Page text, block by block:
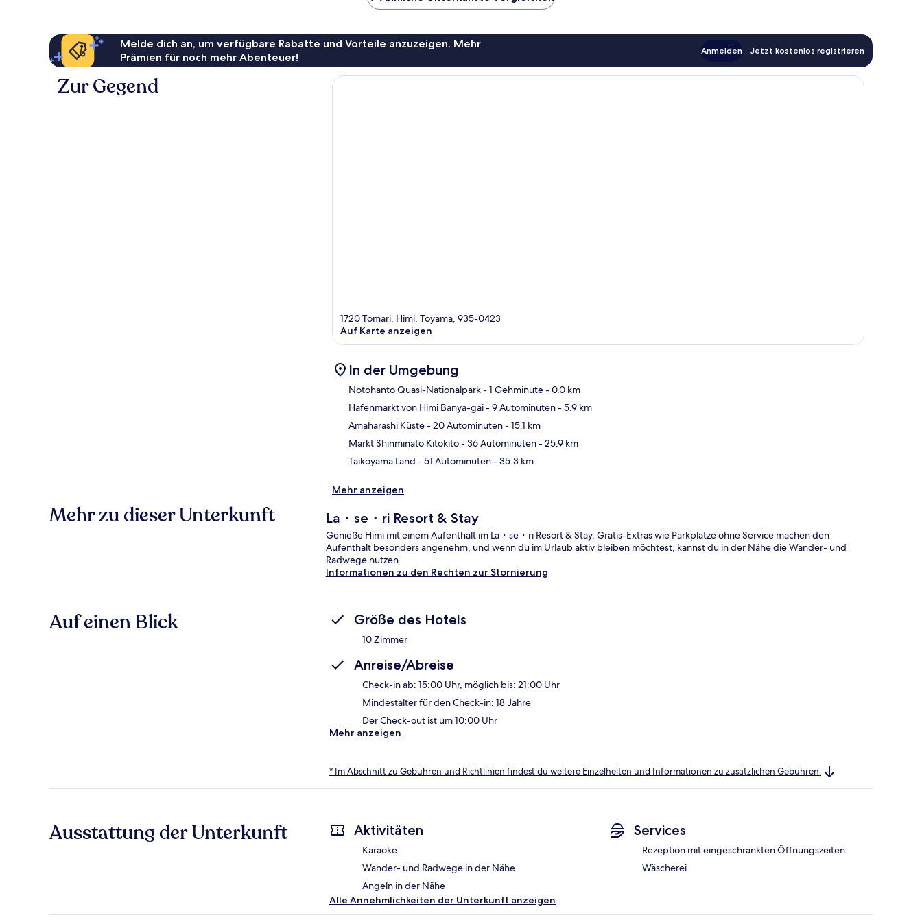
Melde dich an, um verfügbare Rabatte und Vorteile anzuzeigen. Mehr
Prämien für noch mehr Abenteuer!
Anmelden Jetzt kostenlos registrieren
Zur Gegend
1720 Tomari, Himi, Toyama, 935-0423
Auf Karte anzeigen
In der Umgebung
Notohanto Quasi-Nationalpark- 1 Gehminute- 0.0 km
Hafenmarkt von Himi Banya-gai- 9 Autominuten- 5.9 km
Amaharashi Küste- 20 Autominuten- 15.1 km
Markt Shinminato Kitokito- 36 Autominuten- 25.9 km
Taikoyama Land - 51 Autominuten- 35.3 km
Mehr anzeigen
Mehr zu dieser Unterkunft La・se・ri Resort & Stay
Genieße Himi mit einem Aufenthalt im La・se・ri Resort & Stay. Gratis-Extras wie Parkplätze ohne Service machen den
Aufenthalt besonders angenehm, und wenn du im Urlaub aktiv bleiben möchtest, kannst du in der Nähe die Wander- und
Radwege nutzen.
Informationen zu den Rechten zur Stornierung
Auf einen Blick Größe des Hotels
10 Zimmer
Anreise/Abreise
Check-in ab: 15:00 Uhr, möglich bis: 21:00 Uhr
Mindestalter für den Check-in: 18 Jahre
Der Check-out ist um 10:00 Uhr
Mehr anzeigen
* Im Abschnitt zu Gebühren und Richtlinien findest du weitere Einzelheiten und Informationen zu zusätzlichen Gebühren.
Ausstattung der Unterkunft Aktivitäten
Karaoke
Wander- und Radwege in der Nähe
Angeln in der Nähe
Services
Rezeption mit eingeschränkten Öffnungszeiten
Wäscherei
Alle Annehmlichkeiten der Unterkunft anzeigen